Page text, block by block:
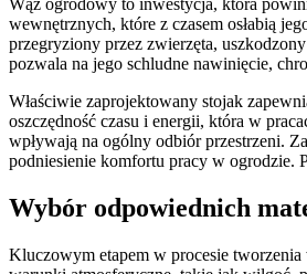
wewnętrznych, które z czasem osłabią
przegryziony przez zwierzęta,
pozwala na jego schludne nawinięcie,
Właściwie zaprojektowany stojak
oszczędność czasu i energii, która w
wpływają na ogólny odbiór przestrzeni.
podniesienie komfortu pracy w ogrodzie.
Wybór odpowiednich
Kluczowym etapem w procesie